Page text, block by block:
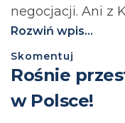
negocjacji. Ani z
Rozwiń wpis...
Skomentuj
Rośnie
w Polsce!